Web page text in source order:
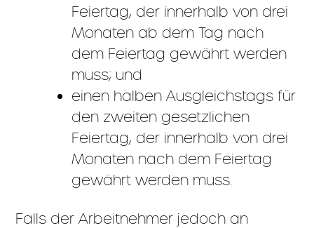
Feiertag, der innerhalb von drei
Monaten ab dem Tag nach
dem Feiertag gewährt werden
muss; und
einen halben Ausgleichstags für
den zweiten gesetzlichen
Feiertag, der innerhalb von drei
Monaten nach dem Feiertag
gewährt werden muss.
Falls der Arbeitnehmer jedoch an